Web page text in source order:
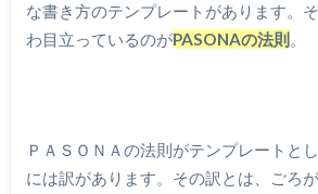
な書き方のテンプレートがあります。
わ目立っているのがPASONAの法則 。
ＰＡＳＯＮＡの法則がテンプレートと
には訳があります。その訳とは、ごろ